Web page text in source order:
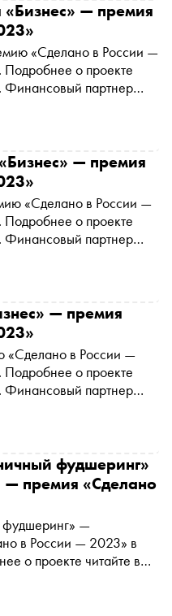
— премия
«Сделано в России —
о проекте
Финансовый партнер
Партнер
— премия
«Сделано в России —
о проекте
Финансовый партнер
Партнер
— премия
«Сделано в России —
о проекте
Финансовый партнер
Партнер
фудшеринг»
премия «Сделано
фудшеринг» —
в России — 2023» в
о проекте читайте в